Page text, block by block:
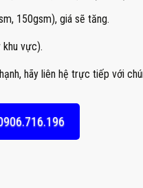
150gsm), giá sẽ tăng.
khu vực).
hãy liên hệ trực tiếp với